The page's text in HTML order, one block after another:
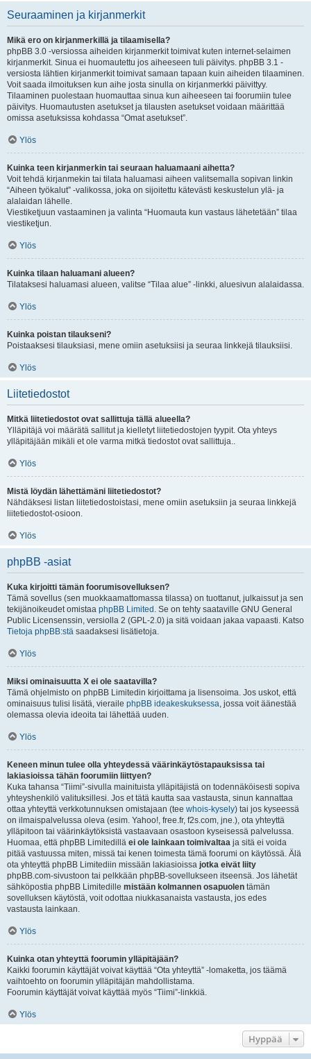
Seuraaminen ja kirjanmerkit
Mikä ero on kirjanmerkillä ja tilaamisella?
phpBB 3.0 -versiossa aiheiden kirjanmerkit toimivat kuten internet-selaimen
kirjanmerkit. Sinua ei huomautettu jos aiheeseen tuli päivitys. phpBB 3.1 -
versiosta lähtien kirjanmerkit toimivat samaan tapaan kuin aiheiden tilaaminen.
Voit saada ilmoituksen kun aihe josta sinulla on kirjanmerkki päivittyy.
Tilaaminen puolestaan huomauttaa sinua kun aiheeseen tai foorumiin tulee
päivitys. Huomautusten asetukset ja tilausten asetukset voidaan määrittää
omissa asetuksissa kohdassa “Omat asetukset”.
Ylös
Kuinka teen kirjanmerkin tai seuraan haluamaani aihetta?
Voit tehdä kirjanmekin tai tilata haluamasi aiheen valitsemalla sopivan linkin
“Aiheen työkalut” -valikossa, joka on sijoitettu kätevästi keskustelun ylä- ja
alalaidan lähelle.
Viestiketjuun vastaaminen ja valinta “Huomauta kun vastaus lähetetään” tilaa
viestiketjun.
Ylös
Kuinka tilaan haluamani alueen?
Tilataksesi haluamasi alueen, valitse “Tilaa alue” -linkki, aluesivun alalaidassa.
Ylös
Kuinka poistan tilaukseni?
Poistaaksesi tilauksiasi, mene omiin asetuksiisi ja seuraa linkkejä tilauksiisi.
Ylös
Liitetiedostot
Mitkä liitetiedostot ovat sallittuja tällä alueella?
Ylläpitäjä voi määrätä sallitut ja kielletyt liitetiedostojen tyypit. Ota yhteys
ylläpitäjään mikäli et ole varma mitkä tiedostot ovat sallittuja..
Ylös
Mistä löydän lähettämäni liitetiedostot?
Nähdäksesi listan liitetiedostoistasi, mene omiin asetuksiin ja seuraa linkkejä
liitetiedostot-osioon.
Ylös
phpBB -asiat
Kuka kirjoitti tämän foorumisovelluksen?
Tämä sovellus (sen muokkaamattomassa tilassa) on tuottanut, julkaissut ja sen
tekijänoikeudet omistaa phpBB Limited . Se on tehty saataville GNU General
Public Licensenssin, versiolla 2 (GPL-2.0) ja sitä voidaan jakaa vapaasti. Katso
Tietoja phpBB:stä saadaksesi lisätietoja.
Ylös
Miksi ominaisuutta X ei ole saatavilla?
Tämä ohjelmisto on phpBB Limitedin kirjoittama ja lisensoima. Jos uskot, että
ominaisuus tulisi lisätä, vieraile phpBB ideakeskuksessa, jossa voit äänestää
olemassa olevia ideoita tai lähettää uuden.
Ylös
Keneen minun tulee olla yhteydessä väärinkäytöstapauksissa tai
lakiasioissa tähän foorumiin liittyen?
Kuka tahansa “Tiimi”-sivulla mainituista ylläpitäjistä on todennäköisesti sopiva
yhteyshenkilö valituksillesi. Jos et tätä kautta saa vastausta, sinun kannattaa
ottaa yhteyttä verkkotunnuksen omistajaan (tee whois-kysely) tai jos kyseessä
on ilmaispalvelussa oleva (esim. Yahoo!, free.fr, f2s.com, jne.), ota yhteyttä
ylläpitoon tai väärinkäytöksistä vastaavaan osastoon kyseisessä palvelussa.
Huomaa, että phpBB Limitedillä ei ole lainkaan toimivaltaa ja sitä ei voida
pitää vastuussa miten, missä tai kenen toimesta tämä foorumi on käytössä. Älä
ota yhteyttä phpBB Limitediin missään lakiasioissa jotka eivät liity
phpBB.com-sivustoon tai pelkkään phpBB-sovellukseen itseensä. Jos lähetät
sähköpostia phpBB Limitedille mistään kolmannen osapuolen tämän
sovelluksen käytöstä, voit odottaa niukkasanaista vastausta, jos edes
vastausta lainkaan.
Ylös
Kuinka otan yhteyttä foorumin ylläpitäjään?
Kaikki foorumin käyttäjät voivat käyttää “Ota yhteyttä” -lomaketta, jos täämä
vaihtoehto on foorumin ylläpitäjän mahdollistama.
Foorumin käyttäjät voivat käyttää myös “Tiimi”-linkkiä.
Ylös
Hyppää